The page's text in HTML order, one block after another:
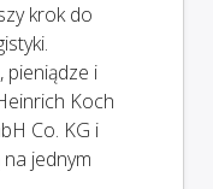
krok do
pieniądze i
Koch
Co. KG i
jednym